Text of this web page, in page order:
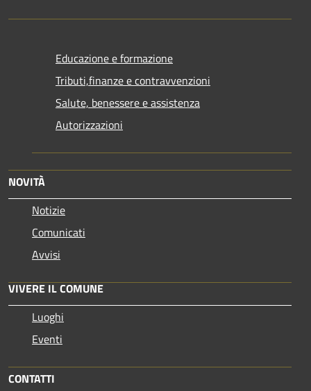
Educazione e formazione
Tributi,finanze e contravvenzioni
Salute, benessere e assistenza
Autorizzazioni
NOVITÀ
Notizie
Comunicati
Avvisi
VIVERE IL COMUNE
Luoghi
Eventi
CONTATTI